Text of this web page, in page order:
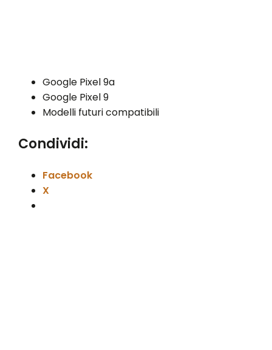
Google Pixel 9a
Google Pixel 9
Modelli futuri compatibili
Condividi:
Facebook
X